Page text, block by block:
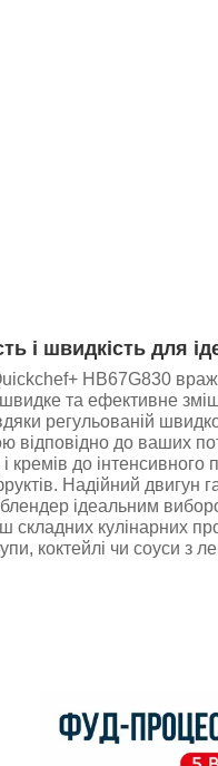
і швидкість для
HB67G830
та ефективне
регульованій
відповідно до ваших
і кремів до інтенсивного
Надійний двигун
ідеальним
складних кулінарних
коктейлі чи соуси з